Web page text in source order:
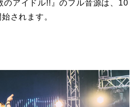
のアイドル!!』のフル音源は、10
されます。